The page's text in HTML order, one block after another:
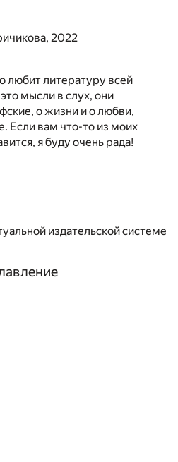
2022
любит литературу всей
мысли в слух, они
о жизни и о любви,
Если вам что-то из моих
я буду очень рада!
издательской системе